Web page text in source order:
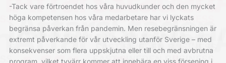
-Tack vare förtroendet hos våra huvudkunder och den mycket
höga kompetensen hos våra medarbetare har vi lyckats
begränsa påverkan från pandemin. Men resebegränsningen är
extremt påverkande för vår utveckling utanför Sverige – med
konsekvenser som flera uppskjutna eller till och med avbrutna
program, vilket tyvärr kommer att innebära en viss försening i